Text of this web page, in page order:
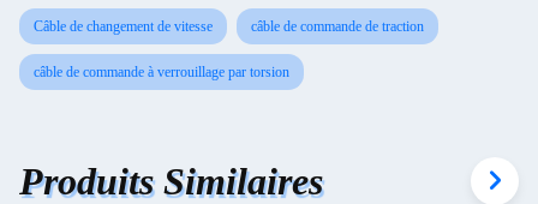
Câble de changement de vitesse câble de commande de traction
câble de commande à verrouillage par torsion
Produits Similaires